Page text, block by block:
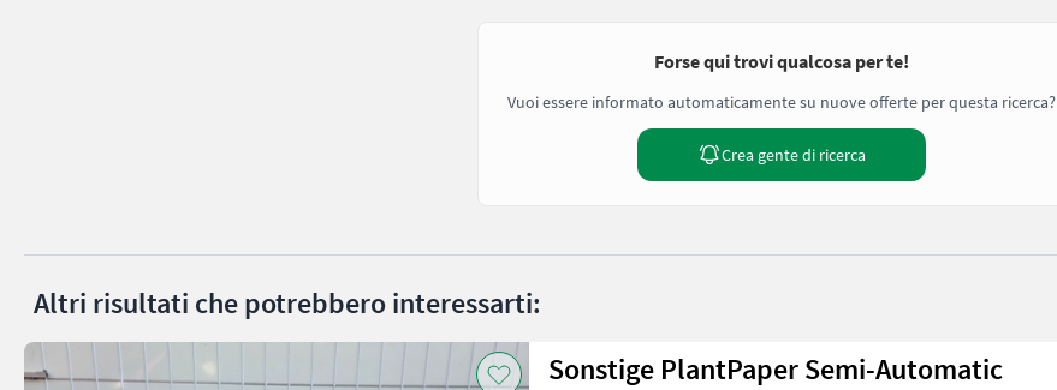
Forse qui trovi qualcosa per te!
Vuoi essere informato automaticamente su nuove offerte per questa ricerca?
Crea gente di ricerca
Altri risultati che potrebbero interessarti:
Sonstige PlantPaper Semi-Automatic